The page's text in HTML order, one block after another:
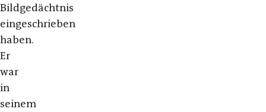
Bildgedächtnis
eingeschrieben
haben.
Er
war
in
seinem